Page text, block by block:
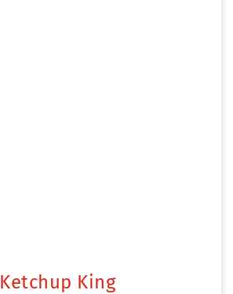
Ketchup King